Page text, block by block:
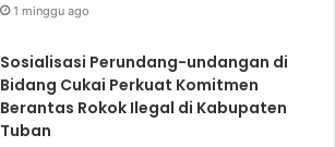
1 minggu ago
Sosialisasi Perundang-undangan di
Bidang Cukai Perkuat Komitmen
Berantas Rokok Ilegal di Kabupaten
Tuban